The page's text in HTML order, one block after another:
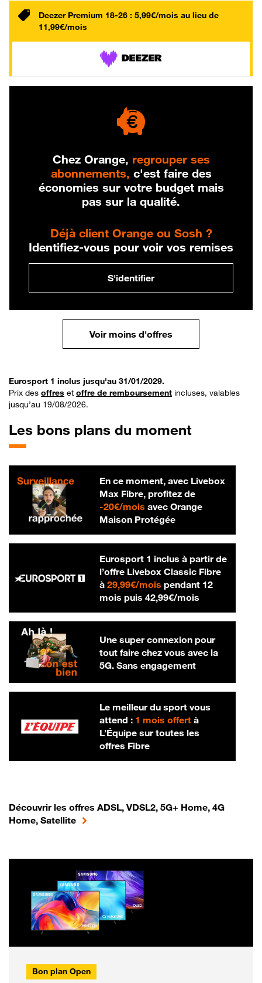
Deezer Premium 18-26 : 5,99€/mois au lieu de
11,99€/mois
Chez Orange, regrouper ses
abonnements, c'est faire des
économies sur votre budget mais
pas sur la qualité.
Déjà client Orange ou Sosh ?
Identifiez-vous pour voir vos remises
S'identifier
Voir moins d'offres
Eurosport 1 inclus jusqu'au 31/01/2029.
Prix des offres et offre de remboursement incluses, valables
jusqu’au 19/08/2026.
Les bons plans du moment
En ce moment, avec Livebox
Max Fibre, profitez de
-20€/mois20 € par mois
avec Orange
Maison Protégée
Eurosport 1 inclus à partir de
l’offre Livebox Classic Fibre
à 29,99€/mois29,99 € par mois
pendant 12
mois puis 42,99€/mois42,99 € par
Une super connexion pour
tout faire chez vous avec la
5G. Sans engagement
Le meilleur du sport vous
attend : 1 mois offertà
L’Équipe sur toutes les
offres Fibre
Découvrir les offres ADSL, VDSL2, 5G+ Home, 4G
Home, Satellite
Bon plan Open